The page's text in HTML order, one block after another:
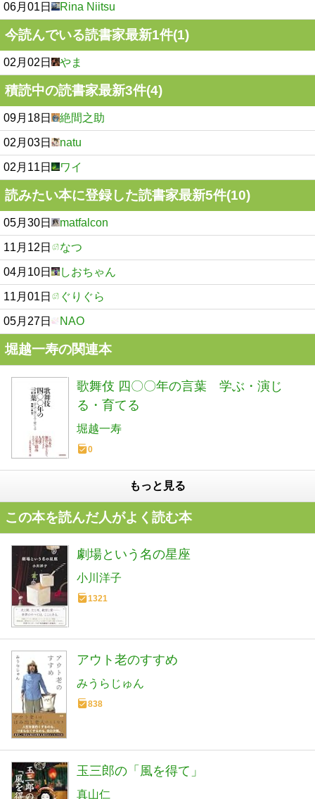
06月01日 Rina Niitsu
今読んでいる読書家最新1件(1)
02月02日 やま
積読中の読書家最新3件(4)
09月18日 絶間之助
02月03日 natu
02月11日 ワイ
読みたい本に登録した読書家最新5件(10)
05月30日 matfalcon
11月12日 なつ
04月10日 しおちゃん
11月01日 ぐりぐら
05月27日 NAO
堀越一寿の関連本
歌舞伎 四〇〇年の言葉 学ぶ・演じ
る・育てる
堀越一寿
0
もっと見る
この本を読んだ人がよく読む本
劇場という名の星座
小川洋子
1321
アウト老のすすめ
みうらじゅん
838
玉三郎の「風を得て」
真山仁